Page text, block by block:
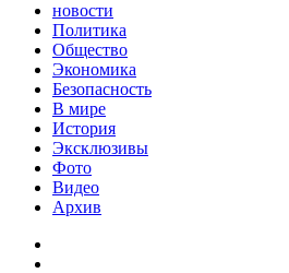
новости
Политика
Общество
Экономика
Безопасность
В мире
История
Эксклюзивы
Фото
Видео
Архив